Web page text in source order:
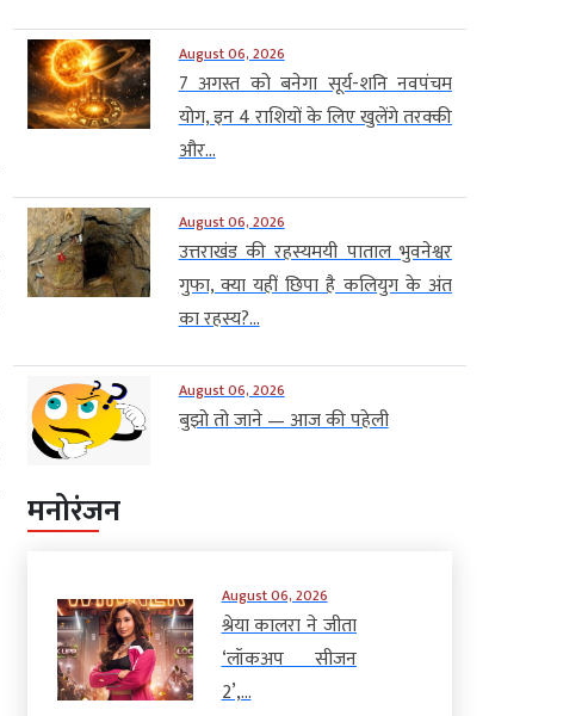
August 06, 2026
7 अगस्त को बनेगा सूर्य-शनि नवपंचम
योग, इन 4 राशियों के लिए खुलेंगे तरक्की
और...
August 06, 2026
उत्तराखंड की रहस्यमयी पाताल भुवनेश्वर
गुफा, क्या यहीं छिपा है कलियुग के अंत
का रहस्य?...
August 06, 2026
बुझो तो जाने — आज की पहेली
मनोरंजन
August 06, 2026
श्रेया कालरा ने जीता
‘लॉकअप सीजन
2’,...